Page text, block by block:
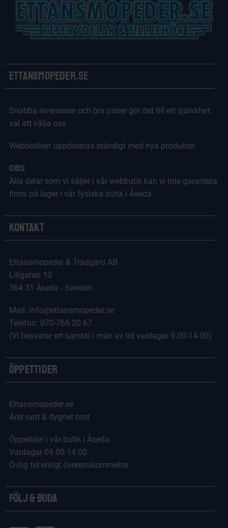
Ettansmopeder.se
Snabba leveranser och bra priser gör det till ett självklart
val att välja oss.
Webbutiken uppdateras ständigt med nya produkter.
OBS
Alla delar som vi säljer i vår webbutik kan vi inte garantera
finns på lager i vår fysiska butik i Åseda.
Kontakt
Ettansmopeder & Trädgård AB
Lillgatan 10
364 31 Åseda - Sweden
Mail: info@ettansmopeder.se
Telefon: 070-766 20 67
(Vi besvarar ert samtal i mån av tid vardagar 9.00-14.00)
Öppettider
Ettansmopeder.se
Året runt & dygnet runt
Öppetider i vår butik i Åseda
Vardagar 09.00-14.00
Övrig tid enligt överenskommelse.
Följ & Buda